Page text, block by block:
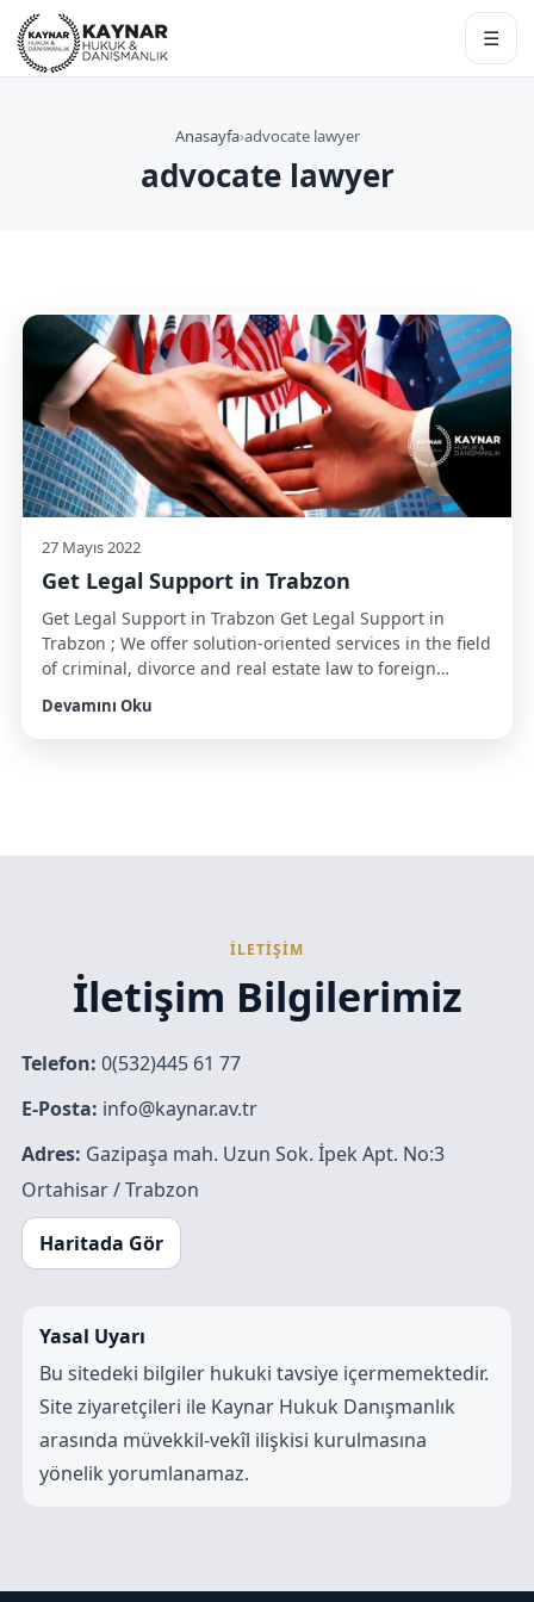
☰
Anasayfa›advocate lawyer
advocate lawyer
27 Mayıs 2022
Get Legal Support in Trabzon
Get Legal Support in Trabzon Get Legal Support in
Trabzon ; We offer solution-oriented services in the field
of criminal, divorce and real estate law to foreign
citizens looking for a lawyer in Trabzon. To benefit from
this service, you can make an appointment through our
Devamını Oku
İLETİŞİM
İletişim Bilgilerimiz
Telefon: 0(532)445 61 77
E-Posta: info@kaynar.av.tr
Adres: Gazipaşa mah. Uzun Sok. İpek Apt. No:3
Ortahisar / Trabzon
Haritada Gör
Yasal Uyarı
Bu sitedeki bilgiler hukuki tavsiye içermemektedir.
Site ziyaretçileri ile Kaynar Hukuk Danışmanlık
arasında müvekkil-vekîl ilişkisi kurulmasına
yönelik yorumlanamaz.